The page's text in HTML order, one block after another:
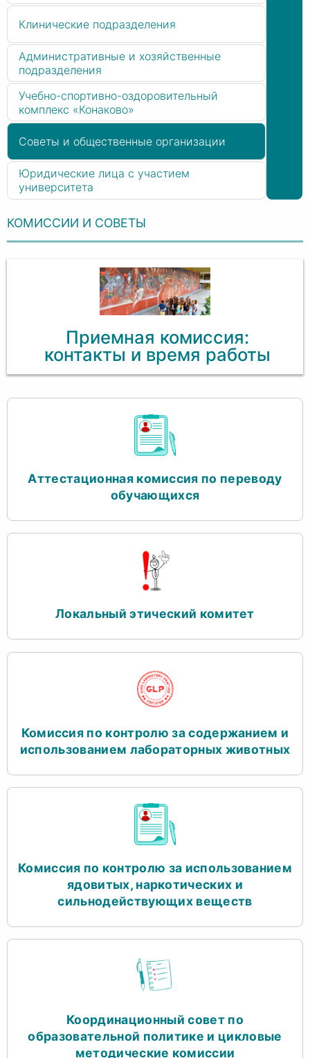
Клинические подразделения
Административные и хозяйственные
подразделения
Учебно-спортивно-оздоровительный
комплекс «Конаково»
Советы и общественные организации
Юридические лица с участием
университета
КОМИССИИ И СОВЕТЫ
Приемная комиссия:
контакты и время работы
Аттестационная комиссия по переводу
обучающихся
Локальный этический комитет
Комиссия по контролю за содержанием и
использованием лабораторных животных
Комиссия по контролю за использованием
ядовитых, наркотических и
сильнодействующих веществ
Координационный совет по
образовательной политике и цикловые
методические комиссии